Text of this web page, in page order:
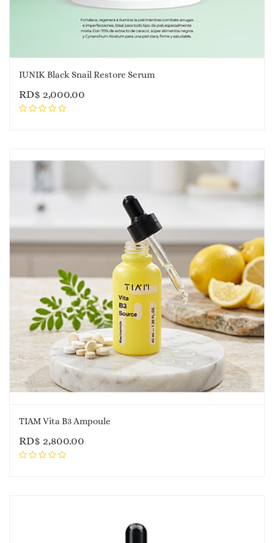
IUNIK Black Snail Restore Serum
RD$ 2,000.00
TIAM Vita B3 Ampoule
RD$ 2,800.00